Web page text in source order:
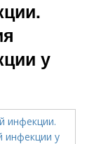
у